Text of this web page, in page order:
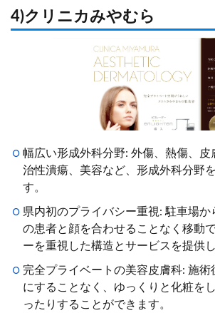
4)クリニカみやむら
幅広い形成外科分野: 外傷、熱傷、皮
治性潰瘍、美容など、形成外科分野
す。
県内初のプライバシー重視: 駐車場
の患者と顔を合わせることなく移動
ーを重視した構造とサービスを提供
完全プライベートの美容皮膚科: 施
にすることなく、ゆっくりと化粧を
ったりすることができます。